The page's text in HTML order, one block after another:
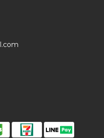
需要什麼」。 這 7 組七夕限
點我逛所有七夕情人節禮物